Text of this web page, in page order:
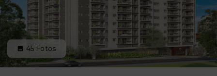
45 Fotos